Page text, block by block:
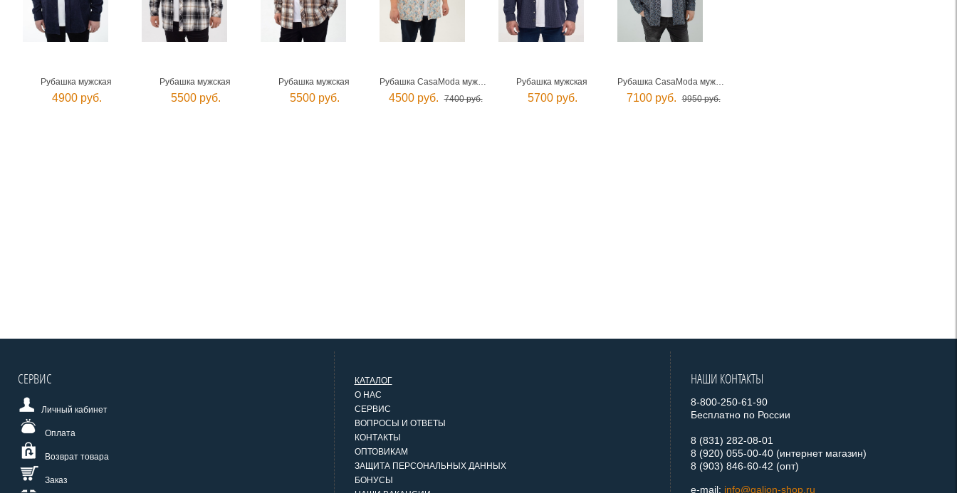
Рубашка мужская
4900 руб.
Рубашка мужская
5500 руб.
Рубашка мужская
5500 руб.
Рубашка CasaModa мужская
4500 руб. 7400 руб.
Рубашка мужская
5700 руб.
Рубашка CasaModa мужская
7100 руб. 9950 руб.
СЕРВИС
Личный кабинет
Оплата
Возврат товара
Заказ
КАТАЛОГ
О НАС
СЕРВИС
ВОПРОСЫ И ОТВЕТЫ
КОНТАКТЫ
ОПТОВИКАМ
ЗАЩИТА ПЕРСОНАЛЬНЫХ ДАННЫХ
БОНУСЫ
НАШИ ВАКАНСИИ
НАШИ КОНТАКТЫ
8-800-250-61-90
Бесплатно по России
8 (831) 282-08-01
8 (920) 055-00-40 (интернет магазин)
8 (903) 846-60-42 (опт)
e-mail: info@galion-shop.ru